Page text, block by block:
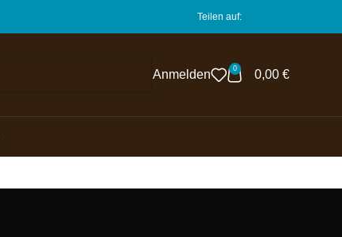
Teilen auf:
Anmelden 0 0,00 €